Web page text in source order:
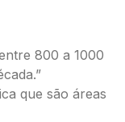
800 a 1000
que são áreas